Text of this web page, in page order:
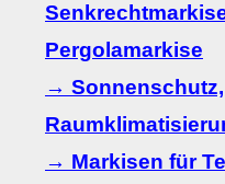
Pergolamarkise
→
→ Markisen für